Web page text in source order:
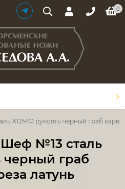
0
Х12МФ рукоять черный граб
№13 сталь
черный граб
латунь